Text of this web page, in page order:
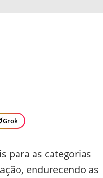
Grok
para as categorias
endurecendo as